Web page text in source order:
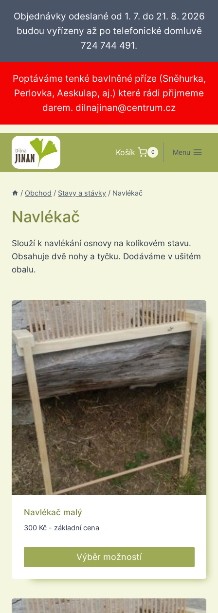
obsah
Objednávky odeslané od 1. 7. do 21. 8. 2026
budou vyřízeny až po telefonické domluvě
724 744 491.
Poptáváme tenké bavlněné příze (Sněhurka,
Perlovka, Aeskulap, aj.) které rádi přijmeme
darem. dilnajinan@centrum.cz
Košík 0 Menu
/ Obchod / Stavy a stávky / Navlékač
Navlékač
Slouží k navlékání osnovy na kolíkovém stavu.
Obsahuje dvě nohy a tyčku. Dodáváme v ušitém
obalu.
Navlékač malý
300 Kč - základní cena
Výběr možností
má